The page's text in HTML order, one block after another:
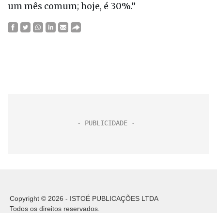
um mês comum; hoje, é 30%.”
Copyright © 2026 - ISTOÉ PUBLICAÇÕES LTDA
Todos os direitos reservados.